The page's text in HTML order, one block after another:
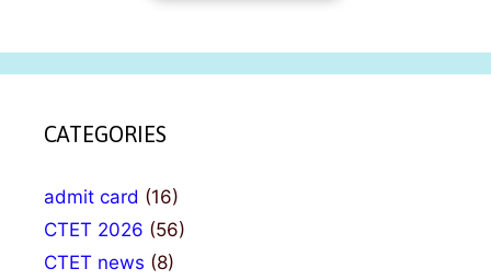
CATEGORIES
admit card (16)
CTET 2026 (56)
CTET news (8)